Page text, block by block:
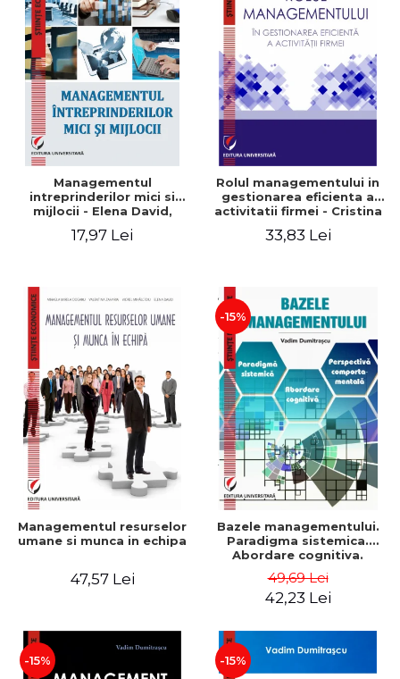
Managementul
intreprinderilor mici si
mijlocii - Elena David,
Roxana Carmen Ionescu,
17,97 Lei
Rolul managementului in
gestionarea eficienta a
activitatii firmei - Cristina
Gabriel Nastase, Mihaela-
33,83 Lei
Managementul resurselor
umane si munca in echipa
47,57 Lei
-15%
Bazele managementului.
Paradigma sistemica.
Abordare cognitiva.
comportamentala - Vadim
Dumitrascu
49,69 Lei
42,23 Lei
-15% -15%